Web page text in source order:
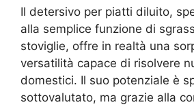
Il detersivo per piatti diluito,
alla semplice funzione di
stoviglie, offre in realtà una
versatilità capace di risolvere
domestici. Il suo potenziale è
sottovalutato, ma grazie alla